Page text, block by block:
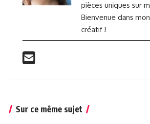
pièces uniques sur
Bienvenue dans
créatif !
Sur ce même sujet